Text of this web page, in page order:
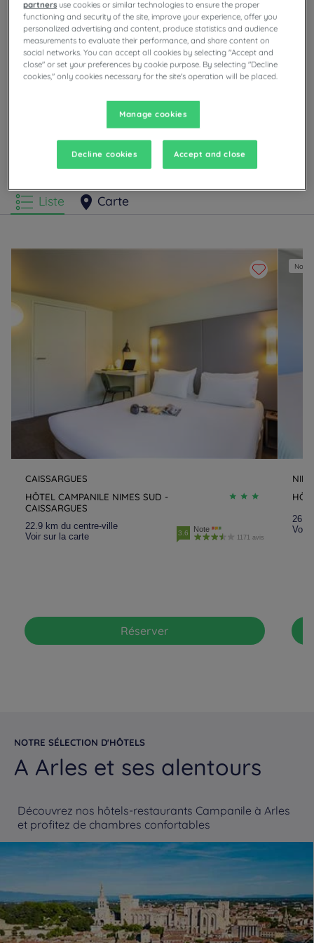
savoureux concocté par notre chef étoilé pour le dîner.
avec sonhôtel Campanile. Si vous avez envie de visiter la
célèbre cité des Papes, notre hôtel àAvignonvous offre un
point
Lire la suite
Appréciez le confort des chambres Campanile à Arles.
Retrouvez selon nos hôtels des parkings privés, de
salles de réunions, de restaurants avec buffets à
volonté ou plats à la carte, ainsi que des soirées
animations.
Liste Carte
CAISSARGUES
HÔTEL CAMPANILE NIMES SUD -
CAISSARGUES
22.9 km du centre-ville
Voir sur la carte
3.6 Note
1171 avis
Réserver
26.8
Voir
NOTRE SÉLECTION D'HÔTELS
A Arles et ses alentours
Découvrez nos hôtels-restaurants Campanile à Arles
et profitez de chambres confortables
partners use cookies or similar technologies to ensure the proper
functioning and security of the site, improve your experience, offer you
personalized advertising and content, produce statistics and audience
measurements to evaluate their performance, and share content on
social networks. You can accept all cookies by selecting "Accept and
close" or set your preferences by cookie purpose. By selecting "Decline
cookies," only cookies necessary for the site's operation will be placed.
Manage cookies
Decline cookies Accept and close